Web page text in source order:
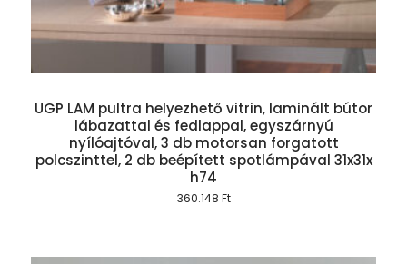
UGP LAM pultra helyezhető vitrin, laminált bútor
lábazattal és fedlappal, egyszárnyú
nyílóajtóval, 3 db motorsan forgatott
polcszinttel, 2 db beépített spotlámpával 31x31x
h74
360.148 Ft